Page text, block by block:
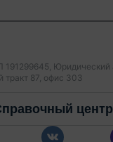
Юридический
тракт 87, офис 303
центр